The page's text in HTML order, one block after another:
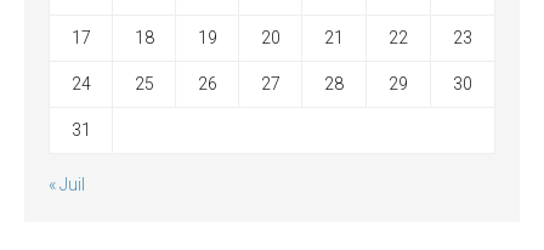
17 18 19 20 21 22 23
24 25 26 27 28 29 30
31
« Juil